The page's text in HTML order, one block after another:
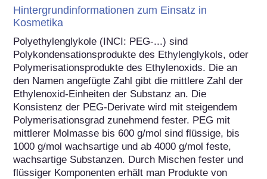
Hintergrundinformationen zum Einsatz in
Kosmetika
Polyethylenglykole (INCI: PEG-...) sind
Polykondensationsprodukte des Ethylenglykols, oder
Polymerisationsprodukte des Ethylenoxids. Die an
den Namen angefügte Zahl gibt die mittlere Zahl der
Ethylenoxid-Einheiten der Substanz an. Die
Konsistenz der PEG-Derivate wird mit steigendem
Polymerisationsgrad zunehmend fester. PEG mit
mittlerer Molmasse bis 600 g/mol sind flüssige, bis
1000 g/mol wachsartige und ab 4000 g/mol feste,
wachsartige Substanzen. Durch Mischen fester und
flüssiger Komponenten erhält man Produkte von